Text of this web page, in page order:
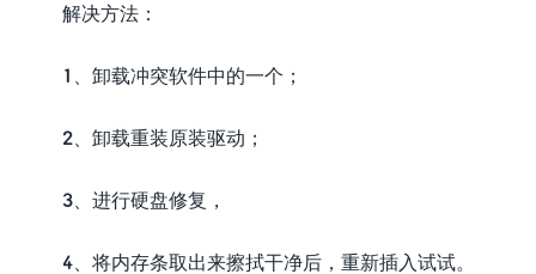
解决方法：
1、卸载冲突软件中的一个；
2、卸载重装原装驱动；
3、进行硬盘修复，
4、将内存条取出来擦拭干净后，重新插入试试。